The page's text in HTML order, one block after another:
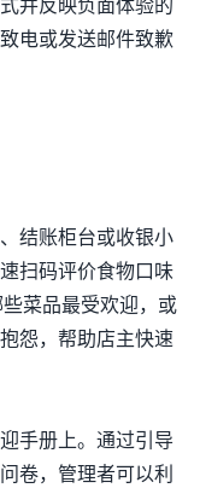
电或发送邮件致歉
结账柜台或收银小
扫码评价食物口味
菜品最受欢迎，或
怨，帮助店主快速
手册上。通过引导
卷，管理者可以利